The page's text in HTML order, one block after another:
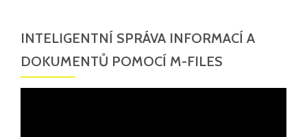
INTELIGENTNÍ SPRÁVA INFORMACÍ A
DOKUMENTŮ POMOCÍ M-FILES